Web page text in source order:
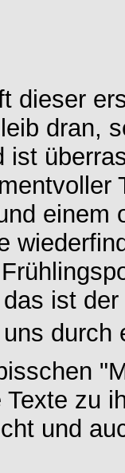
dieser
dran,
ist
einem
ist
durch
Texte zu
und